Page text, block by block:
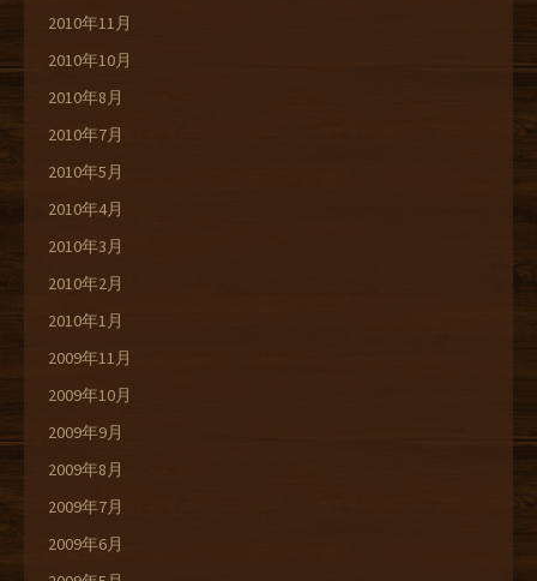
2010年11月
2010年10月
2010年8月
2010年7月
2010年5月
2010年4月
2010年3月
2010年2月
2010年1月
2009年11月
2009年10月
2009年9月
2009年8月
2009年7月
2009年6月